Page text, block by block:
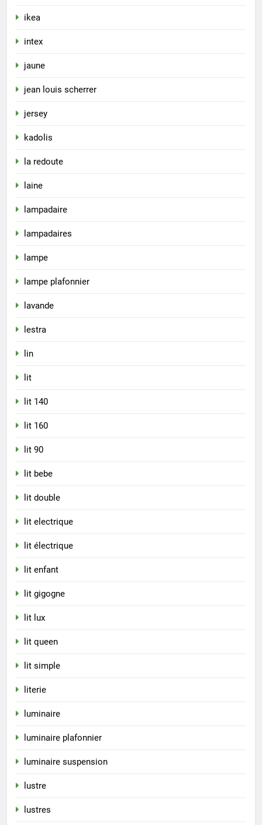
ikea
intex
jaune
jean louis scherrer
jersey
kadolis
la redoute
laine
lampadaire
lampadaires
lampe
lampe plafonnier
lavande
lestra
lin
lit
lit 140
lit 160
lit 90
lit bebe
lit double
lit electrique
lit électrique
lit enfant
lit gigogne
lit lux
lit queen
lit simple
literie
luminaire
luminaire plafonnier
luminaire suspension
lustre
lustres